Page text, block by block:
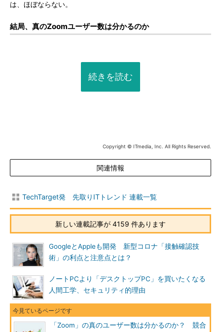
は、ほぼならない。
結局、真のZoomユーザー数は分かるのか
続きを読む
Copyright © ITmedia, Inc. All Rights Reserved.
関連情報
TechTarget発 先取りITトレンド 連載一覧
新しい連載記事が 4159 件あります
GoogleとAppleも開発 新型コロナ「接触確認技
術」の利点と注意点とは？
ノートPCより「デスクトップPC」を買いたくなる
人間工学、セキュリティ的理由
「Zoom」の真のユーザー数は分かるのか？ 競合